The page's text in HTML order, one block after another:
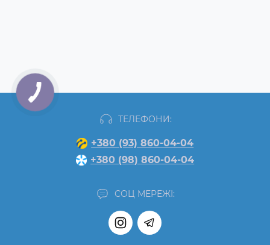
ТЕЛЕФОНИ:
+380 (93) 860-04-04
+380 (98) 860-04-04
СОЦ МЕРЕЖІ: